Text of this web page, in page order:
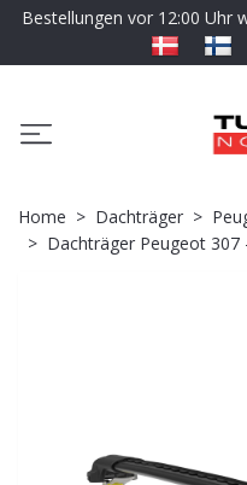
Bestellungen vor 12:00 Uhr
Home Dachträger
Dachträger Peugeot 307